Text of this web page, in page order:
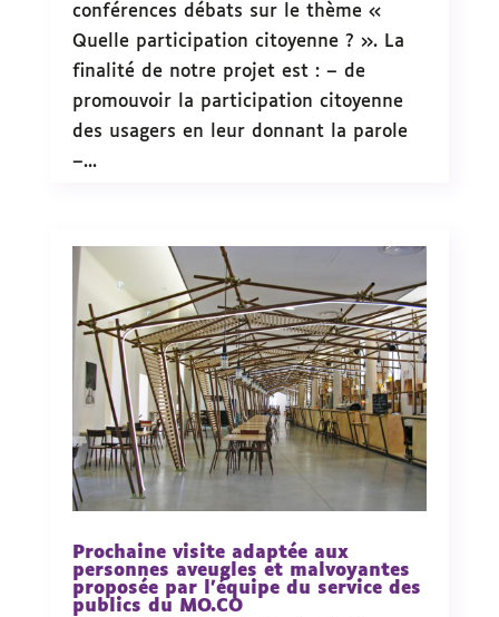
conférences débats sur le thème «
Quelle participation citoyenne ? ». La
finalité de notre projet est : – de
promouvoir la participation citoyenne
des usagers en leur donnant la parole
–...
Prochaine visite adaptée aux
personnes aveugles et malvoyantes
proposée par l’équipe du service des
publics du MO.CO